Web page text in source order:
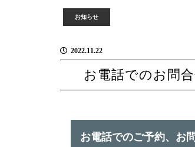
お知らせ
2022.11.22
お電話でのお問
お電話でのご予約、お